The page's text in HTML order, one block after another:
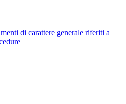
di carattere generale riferiti a